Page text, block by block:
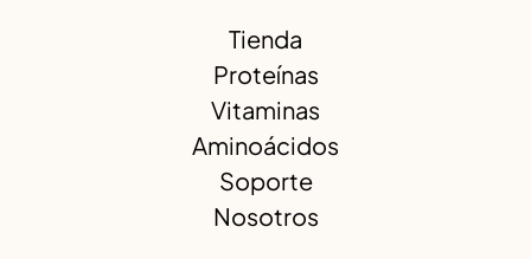
Tienda
Proteínas
Vitaminas
Aminoácidos
Soporte
Nosotros